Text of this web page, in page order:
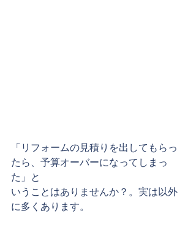
「リフォームの見積りを出してもらっ
たら、予算オーバーになってしまっ
た」と
いうことはありませんか？。実は以外
に多くあります。